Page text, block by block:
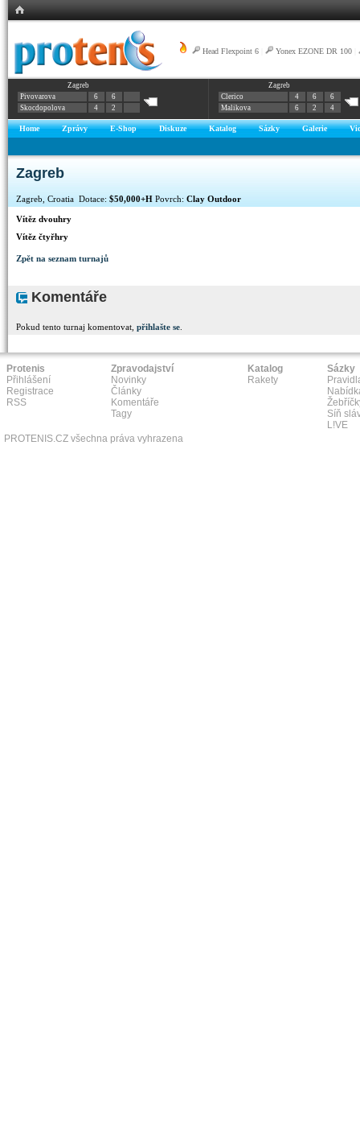
Head Flexpoint 6 Yonex EZONE DR 100
Zagreb
Pivovarova
6
6
Skocdopolova
4 2
Zagreb
Clerico
4 6
6
Malikova
6 2 4
Home Zprávy E-Shop Diskuze Katalog Sázky Galerie
Zagreb
Zagreb, Croatia Dotace: $50,000+H Povrch: Clay Outdoor
Vítěz dvouhry
Vítěz čtyřhry
Zpět na seznam turnajů
Komentáře
Pokud tento turnaj komentovat, přihlašte se
Protenis
Přihlášení
Registrace
RSS
Zpravodajství
Novinky
Články
Komentáře
Tagy
Katalog
Rakety
Sázky
Síň
L!VE
PROTENIS.CZ všechna práva vyhrazena